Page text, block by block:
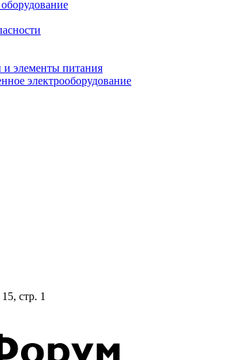
и элементы питания
электрооборудование
стр. 1